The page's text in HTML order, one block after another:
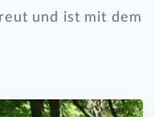
und ist mit dem